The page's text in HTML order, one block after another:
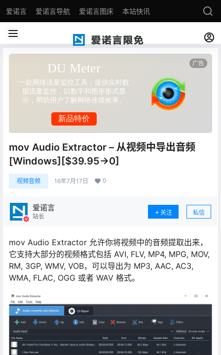
爱诺言 爱诺言导航 爱诺言图床 本站快讯
mov Audio Extractor – 从视频中导出音频
[Windows][$39.95→0]
视频音频 16年7月17日 0
爱诺言
站长
关注 私信
mov Audio Extractor 允许你将视频中的音频提取出来，
它支持大部分的视频格式包括 AVI, FLV, MP4, MPG, MOV,
RM, 3GP, WMV, VOB，可以导出为 MP3, AAC, AC3,
WMA, FLAC, OGG 或者 WAV 格式。